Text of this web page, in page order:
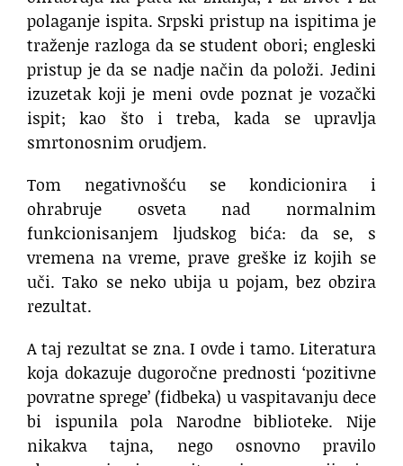
polaganje ispita. Srpski pristup na ispitima je
traženje razloga da se student obori; engleski
pristup je da se nadje način da položi. Jedini
izuzetak koji je meni ovde poznat je vozački
ispit; kao što i treba, kada se upravlja
smrtonosnim orudjem.
Tom negativnošću se kondicionira i
ohrabruje osveta nad normalnim
funkcionisanjem ljudskog bića: da se, s
vremena na vreme, prave greške iz kojih se
uči. Tako se neko ubija u pojam, bez obzira
rezultat.
A taj rezultat se zna. I ovde i tamo. Literatura
koja dokazuje dugoročne prednosti ‘pozitivne
povratne sprege’ (fidbeka) u vaspitavanju dece
bi ispunila pola Narodne biblioteke. Nije
nikakva tajna, nego osnovno pravilo